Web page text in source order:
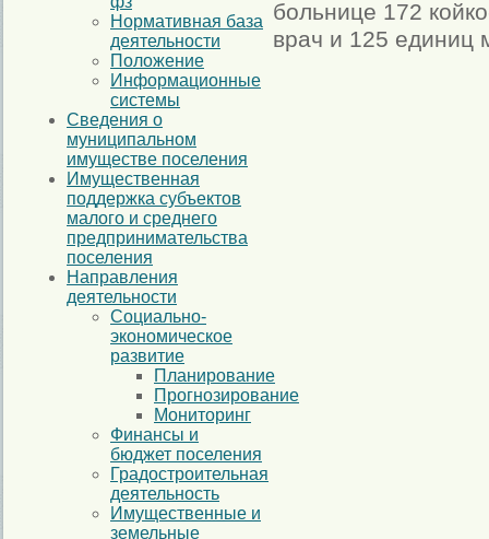
Нормативная база
деятельности
Положение
Информационные
системы
Сведения о
муниципальном
имуществе поселения
Имущественная
поддержка субъектов
малого и среднего
предпринимательства
поселения
Направления
деятельности
Социально-
экономическое
развитие
Планирование
Прогнозирование
Мониторинг
Финансы и
бюджет поселения
Градостроительная
деятельность
Имущественные и
земельные
больнице 172
врач и 125 единиц